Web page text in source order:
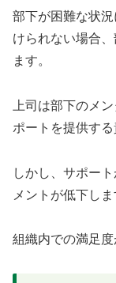
部下が困難な状
けられない場合
ます。
上司は部下のメ
ポートを提供する
しかし、サポー
メントが低下しま
組織内での満足度